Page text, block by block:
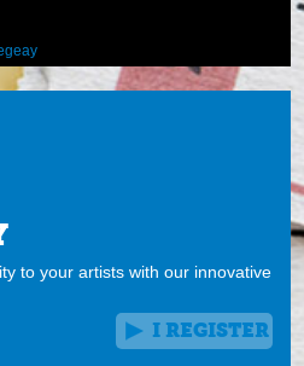
to your artists with our innovative
I REGISTER